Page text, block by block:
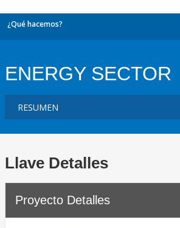
¿Qué hacemos?
ENERGY SECTOR
Llave Detalles
Proyecto Detalles